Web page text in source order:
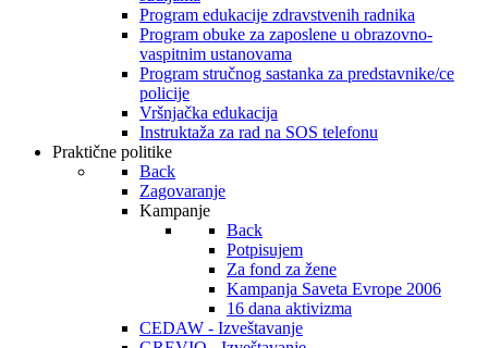
Program edukacije zdravstvenih radnika
Program obuke za zaposlene u obrazovno-
vaspitnim ustanovama
Program stručnog sastanka za predstavnike/ce
policije
Vršnjačka edukacija
Instruktaža za rad na SOS telefonu
Praktične politike
Back
Zagovaranje
Kampanje
Back
Potpisujem
Za fond za žene
Kampanja Saveta Evrope 2006
16 dana aktivizma
CEDAW - Izveštavanje